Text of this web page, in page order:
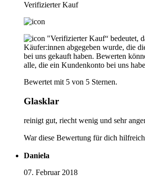
Verifizierter Kauf
"Verifizierter Kauf“ bedeutet,
Käufer:innen abgegeben wurde, die
bei uns gekauft haben. Bewerten
alle, die ein Kundenkonto bei uns
Bewertet mit 5 von 5 Sternen.
Glasklar
reinigt gut, riecht wenig und sehr
War diese Bewertung für dich
Daniela
07. Februar 2018